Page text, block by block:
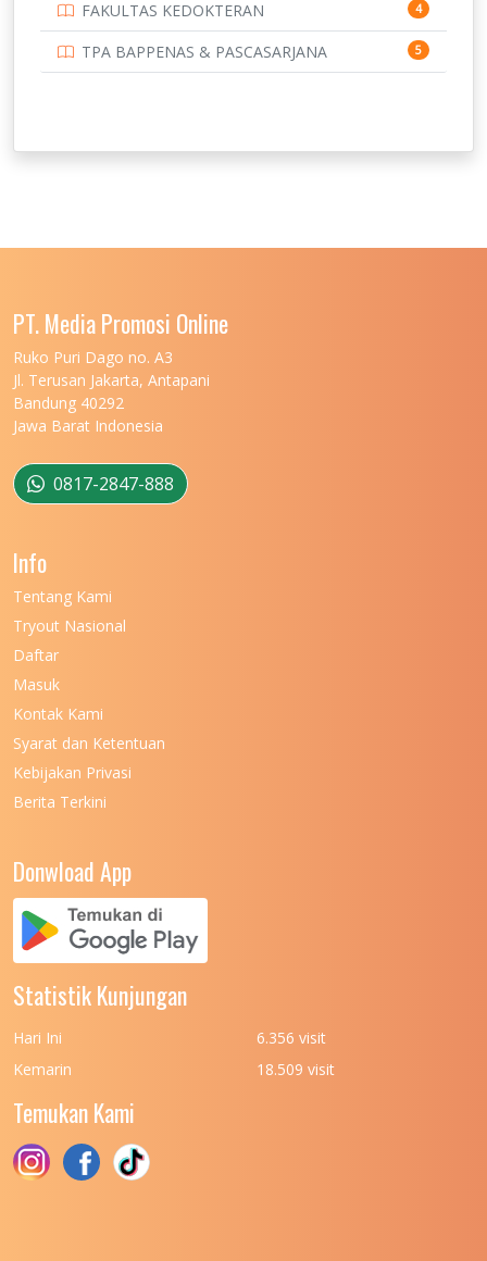
11
159
UNIVERSITAS JEMBER
UNIVERSITAS MALIKUSSALEH
UNIVERSITAS MARITIM RAJA ALI HAJI
UNIVERSITAS MATARAM
UNIVERSITAS MULAWARMAN
UNIVERSITAS MUSAMUS
UNIVERSITAS NEGERI KHAIRUN
UNIVERSITAS NEGERI MEDAN
UNIVERSITAS NEGERI PADANG
UNIVERSITAS NUSA CENDANA
UNIVERSITAS PADJADJARAN
UNIVERSITAS PATTIMURA
(UPN) VETERAN JAKARTA
UNIVERSITAS PEMBANGUNAN NASIONAL
(UPN) VETERAN JAWA TIMUR
UNIVERSITAS PEMBANGUNAN NASIONAL
FAKULTAS KEDOKTERAN 4
TPA BAPPENAS & PASCASARJANA 5
PT. Media Promosi Online
Ruko Puri Dago no. A3
Jl. Terusan Jakarta, Antapani
Bandung 40292
Jawa Barat Indonesia
0817-2847-888
Info
Tentang Kami
Tryout Nasional
Daftar
Masuk
Kontak Kami
Syarat dan Ketentuan
Kebijakan Privasi
Berita Terkini
Donwload App
Statistik Kunjungan
Hari Ini
6.356 visit
Kemarin
18.509 visit
Temukan Kami